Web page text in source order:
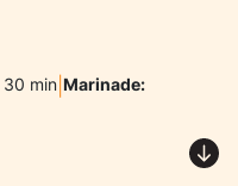
30 min Marinade: